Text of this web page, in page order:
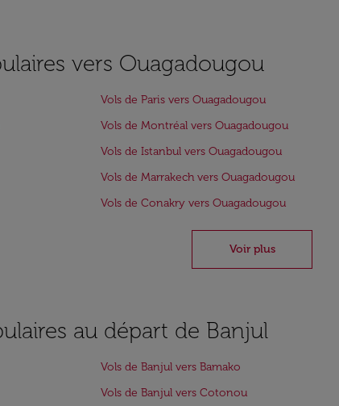
vers Ouagadougou
Vols de Paris vers Ouagadougou
Vols de Montréal vers Ouagadougou
Vols de Istanbul vers Ouagadougou
Vols de Marrakech vers Ouagadougou
Vols de Conakry vers Ouagadougou
Voir plus
au départ de Banjul
Vols de Banjul vers Bamako
Vols de Banjul vers Cotonou